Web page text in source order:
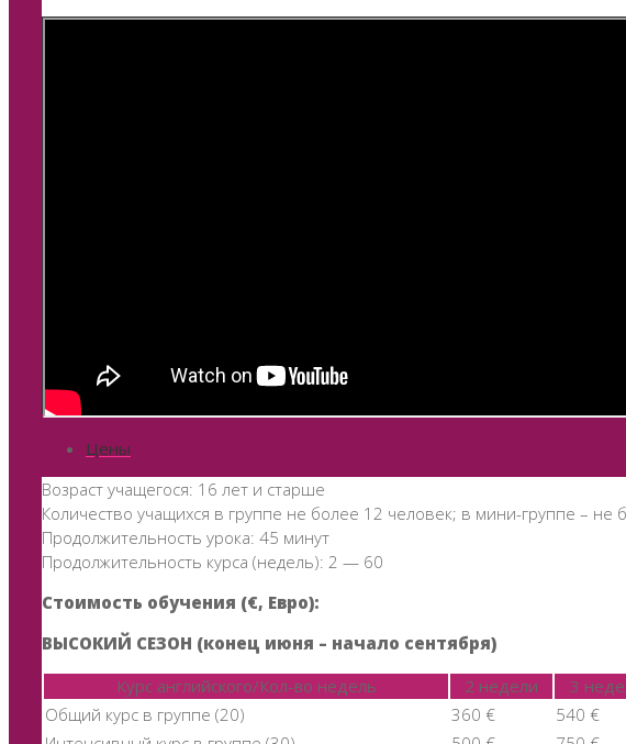
Цены
Возраст учащегося: 16 лет и старше
Количество учащихся в группе не более 12 человек; в мини-группе – не
Продолжительность урока: 45 минут
Продолжительность курса (недель): 2 — 60
Стоимость обучения (€, Евро):
ВЫСОКИЙ СЕЗОН (конец июня – начало сентября)
Курс английского/Кол-во недель
2 недели 3
Общий курс в группе (20)
360 € 540 €